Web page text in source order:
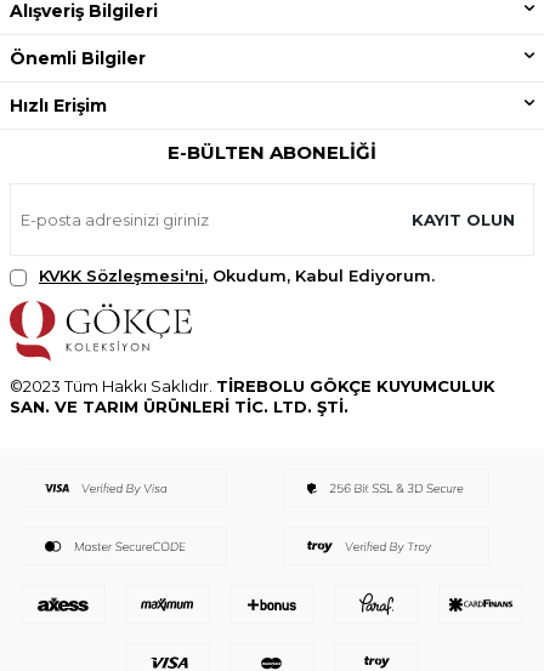
Alışveriş Bilgileri
Önemli Bilgiler
Hızlı Erişim
E-BÜLTEN ABONELIĞI
KAYIT OLUN
KVKK Sözleşmesi'ni, Okudum, Kabul Ediyorum.
©2023 Tüm Hakkı Saklıdır. TİREBOLU GÖKÇE KUYUMCULUK
SAN. VE TARIM ÜRÜNLERİ TİC. LTD. ŞTİ.